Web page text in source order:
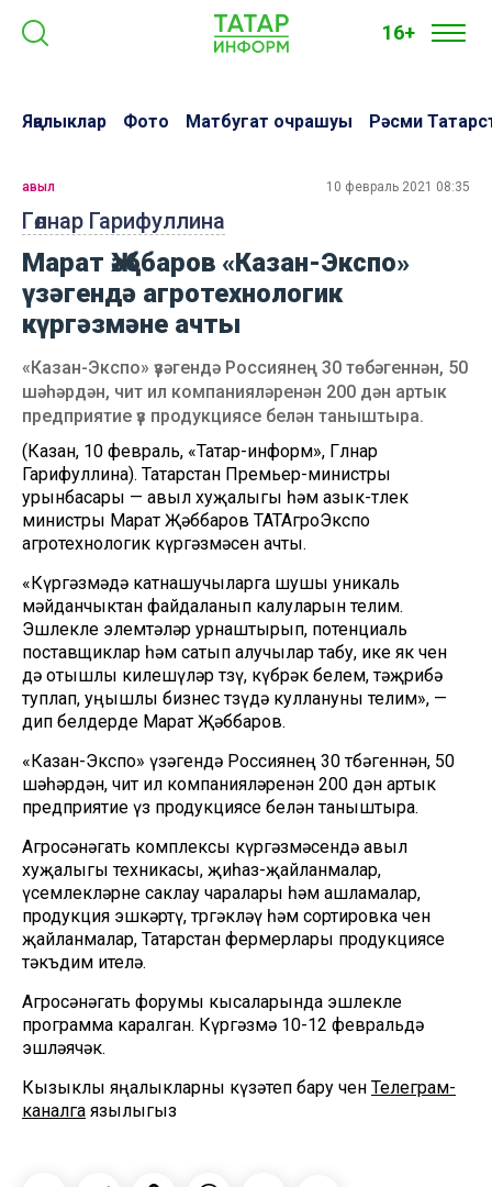
16+
Яңалыклар Фото Матбугат очрашуы Рәсми
Гөлнар Гарифуллина
авыл 10 февраль 2021 08:35
Марат Җәббаров «Казан-Экспо»
үзәгендә агротехнологик
күргәзмәне ачты
«Казан-Экспо» үзәгендә Россиянең 30 төбәгеннән, 50
шәһәрдән, чит ил компанияләренән 200 дән артык
предприятие үз продукциясе белән таныштыра.
(Казан, 10 февраль, «Татар-информ», Гөлнар
Гарифуллина). Татарстан Премьер-министры
урынбасары — авыл хуҗалыгы һәм азык-төлек
министры Марат Җәббаров ТАТАгроЭкспо
агротехнологик күргәзмәсен ачты.
«Күргәзмәдә катнашучыларга шушы уникаль
мәйданчыктан файдаланып калуларын телим.
Эшлекле элемтәләр урнаштырып, потенциаль
поставщиклар һәм сатып алучылар табу, ике як өчен
дә отышлы килешүләр төзү, күбрәк белем, тәҗрибә
туплап, уңышлы бизнес төзүдә куллануны телим», —
дип белдерде Марат Җәббаров.
«Казан-Экспо» үзәгендә Россиянең 30 төбәгеннән, 50
шәһәрдән, чит ил компанияләренән 200 дән артык
предприятие үз продукциясе белән таныштыра.
Агросәнәгать комплексы күргәзмәсендә авыл
хуҗалыгы техникасы, җиһаз-җайланмалар,
үсемлекләрне саклау чаралары һәм ашламалар,
продукция эшкәртү, төргәкләү һәм сортировка өчен
җайланмалар, Татарстан фермерлары продукциясе
тәкъдим ителә.
Агросәнәгать форумы кысаларында эшлекле
программа каралган. Күргәзмә 10-12 февральдә
эшләячәк.
Кызыклы яңалыкларны күзәтеп бару өчен Телеграм-
каналга язылыгыз